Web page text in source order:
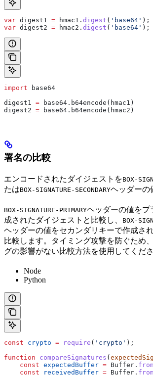
var digest1 = hmac1 . digest ( 'base64' );
var digest2 = hmac2 . digest ( 'base64' );
import base64
digest1 = base64.b64encode(hmac1)
digest2 = base64.b64encode(hmac2)
署名の比較
エンコードされたダイジェストをBOX-
たはBOX-SIGNATURE-SECONDARYヘッダーの
BOX-SIGNATURE-PRIMARYヘッダーの値をプ
成されたダイジェストと比較し、
BOX-
ヘッダーの値をセカンダリキーで作成さ
比較します。タイミング攻撃を防ぐため
グの影響がない比較方法を使用してくださ
Node
Python
const crypto = require ( 'crypto' );
function compareSignatures (
    const
expectedBuffer = Buffer .
    const
receivedBuffer = Buffer .